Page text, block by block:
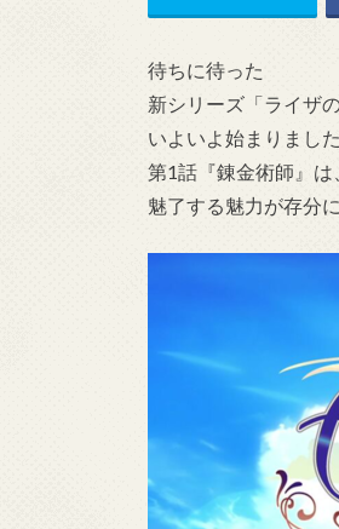
待ちに待った
新シリーズ「ライザ
いよいよ始まりました
第1話『錬金術師』
魅了する魅力が存分